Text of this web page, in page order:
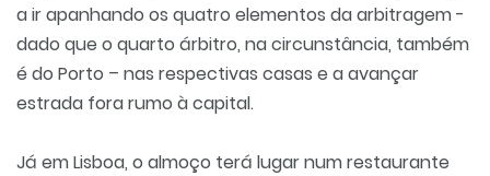
a ir apanhando os quatro elementos da arbitragem -
dado que o quarto árbitro, na circunstância, também
é do Porto – nas respectivas casas e a avançar
estrada fora rumo à capital.
Já em Lisboa, o almoço terá lugar num restaurante